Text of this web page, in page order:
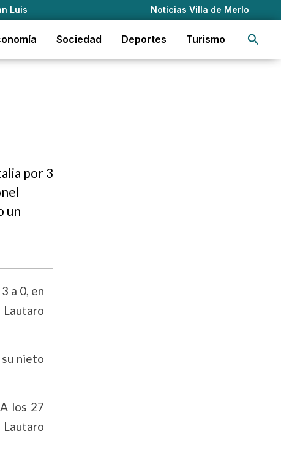
Luis Noticias Villa de Merlo
Sociedad Deportes Turismo
por 3
un
a 0, en
nieto
los 27
Lautaro